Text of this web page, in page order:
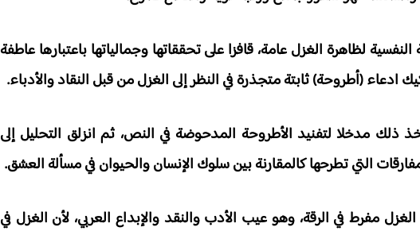
لظاهرة الغزل عامة، قافزا على تحققاتها وجمالياتها باعتبارها عاطفة
ادعاء (أطروحة) ثابتة متجذرة في النظر إلى الغزل من قبل النقاد والأدباء.
ذلك مدخلا لتفنيد الأطروحة المدحوضة في النص، ثم انزلق التحليل إلى
التي تطرحها كالمقارنة بين سلوك الإنسان والحيوان في مسألة العشق.
مفرط في الرقة، وهو عيب الأدب والنقد والإبداع العربي، لأن الغزل في